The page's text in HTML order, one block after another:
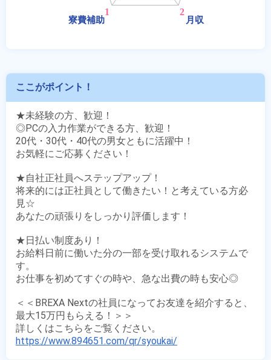
ここがポイント！
★未経験の方、歓迎！
◎PCの入力作業ができる方、歓迎！
20代・30代・40代の男女ともに活躍中！
お気軽にご応募ください！
★自社正社員へステップアップ！
将来的には正社員として働きたい！と考えている方必
見☆
あなたの頑張りをしっかり評価します！
★日払い制度あり！
お給料日前に働いた分の一部を受け取れるシステムで
す。
お仕事を初めてすぐの時や、急な出費の時も安心◎
＜＜BREXA Nextの社員になってお友達を紹介すると、
最大15万円もらえる！＞＞
https://www.894651.com/qr/syoukai/